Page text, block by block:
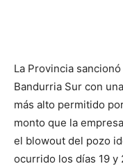
La Provincia
Bandurria Sur con
más alto permitido
monto que la
el blowout del pozo
ocurrido los días 19 y